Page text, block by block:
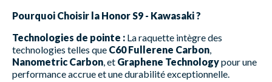
Pourquoi Choisir la Honor S9 - Kawasaki ?
Technologies de pointe : La raquette intègre des
technologies telles que C60 Fullerene Carbon
Nanometric Carbon , et Graphene Technologypour une
performance accrue et une durabilité exceptionnelle.